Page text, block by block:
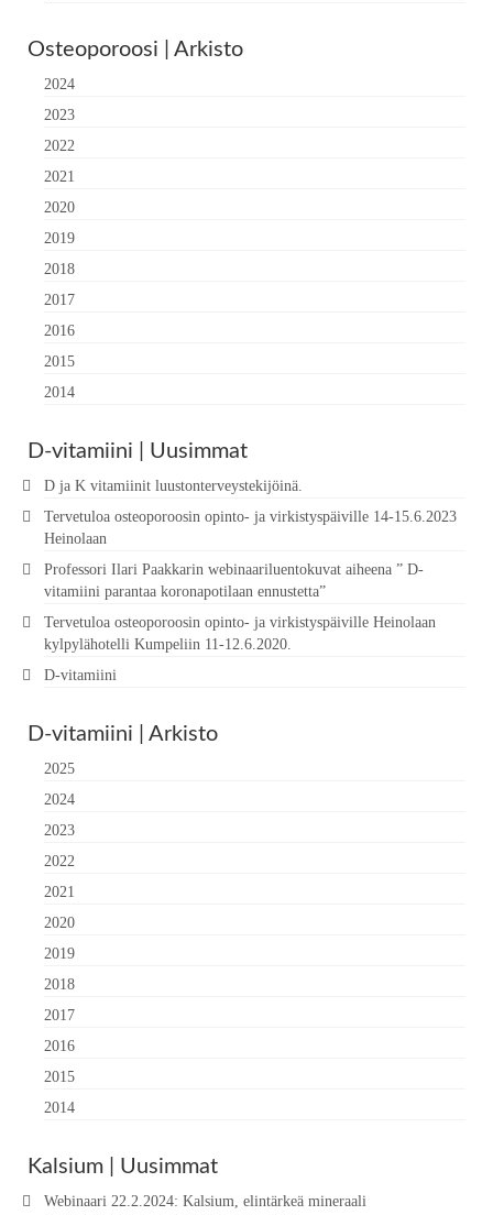
Osteoporoosi | Arkisto
2024
2023
2022
2021
2020
2019
2018
2017
2016
2015
2014
D-vitamiini | Uusimmat
D ja K vitamiinit luustonterveystekijöinä.
Tervetuloa osteoporoosin opinto- ja virkistyspäiville 14-15.6.2023
Heinolaan
Professori Ilari Paakkarin webinaariluentokuvat aiheena ” D-
vitamiini parantaa koronapotilaan ennustetta”
Tervetuloa osteoporoosin opinto- ja virkistyspäiville Heinolaan
kylpylähotelli Kumpeliin 11-12.6.2020.
D-vitamiini
D-vitamiini | Arkisto
2025
2024
2023
2022
2021
2020
2019
2018
2017
2016
2015
2014
Kalsium | Uusimmat
Webinaari 22.2.2024: Kalsium, elintärkeä mineraali